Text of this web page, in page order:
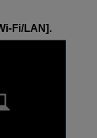
Fi/LAN].